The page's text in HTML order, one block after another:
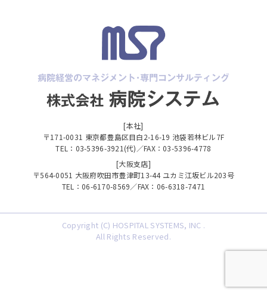
[本社]
〒171-0031 東京都豊島区目白2-16-19 池袋若林ビル7F
TEL：03-5396-3921(代)／FAX：03-5396-4778
[大阪支店]
〒564-0051 大阪府吹田市豊津町13-44 ユカミ江坂ビル203号
TEL：06-6170-8569／FAX：06-6318-7471
Copyright (C) HOSPITAL SYSTEMS, INC .
All Rights Reserved.